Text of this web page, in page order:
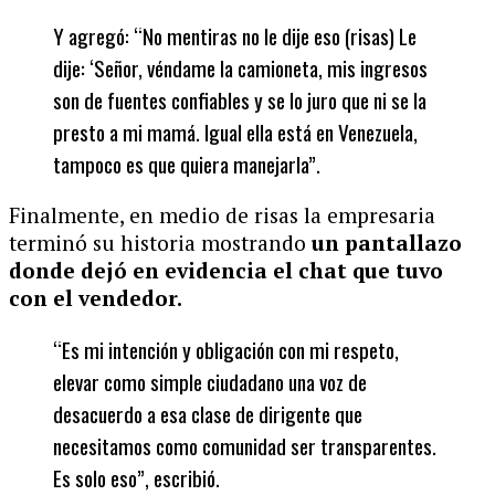
Y agregó: “No mentiras no le dije eso (risas) Le
dije: ‘Señor, véndame la camioneta, mis ingresos
son de fuentes confiables y se lo juro que ni se la
presto a mi mamá. Igual ella está en Venezuela,
tampoco es que quiera manejarla”.
Finalmente, en medio de risas la empresaria
terminó su historia mostrando un pantallazo
donde dejó en evidencia el chat que tuvo
con el vendedor.
“Es mi intención y obligación con mi respeto,
elevar como simple ciudadano una voz de
desacuerdo a esa clase de dirigente que
necesitamos como comunidad ser transparentes.
Es solo eso”, escribió.